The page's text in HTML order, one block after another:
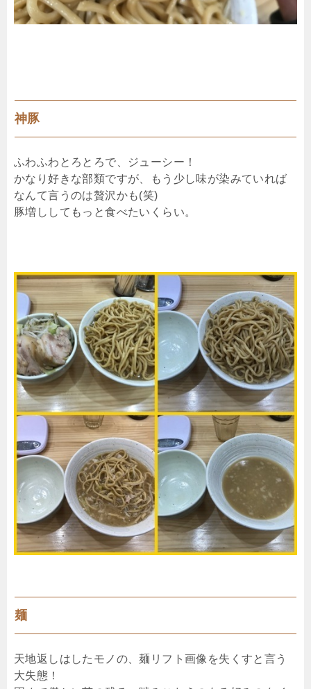
神豚
ふわふわとろとろで、ジューシー！
かなり好きな部類ですが、もう少し味が染みていれば
なんて言うのは贅沢かも(笑)
豚増ししてもっと食べたいくらい。
麺
天地返しはしたモノの、麺リフト画像を失くすと言う
大失態！